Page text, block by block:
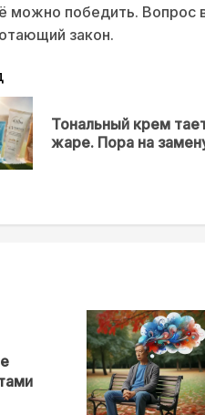
можно победить. Вопрос
закон.
Тональный крем
жаре. Пора на